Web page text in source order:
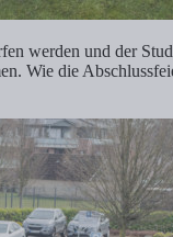
werden und der
Wie die